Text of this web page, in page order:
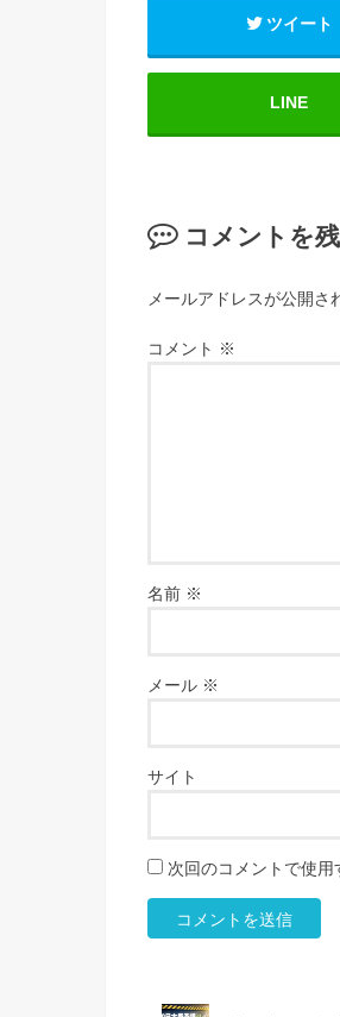
ツイート
LINE
コメントを
メールアドレスが公開さ
コメント ※
名前 ※
メール ※
サイト
次回のコメントで使用